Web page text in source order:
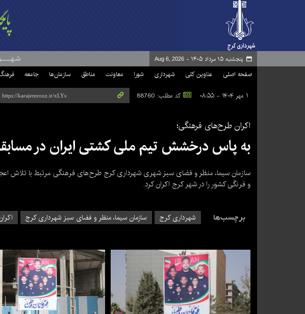
پنجشنبه ۱۵ مرداد ۱۴۰۵ - Aug 6, 2026
صفحه اصلی عناوین کلی شهرداری شورا معاونت مناطق سازمان‌ها جامعه
۱ مهر ۱۴۰۴ - ۰۸:۵۵ کد مطلب: 88760
اکران طرح‌های فرهنگی؛
به پاس درخشش تیم ملی کشتی ایران در
سازمان سیما، منظر و فضای سبز شهری شهرداری کرج طرح‌های فرهنگی مرتبط با تلاش
و فرنگی کشور را در شهر کرج اکران کرد.
برچسب‌ها شهرداری کرج سازمان سیما، منظر و فضای سبز شهرداری کرج